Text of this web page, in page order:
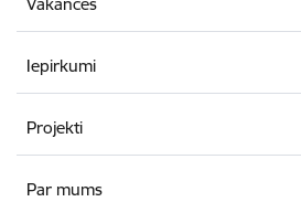
Iepirkumi
Projekti
Par mums